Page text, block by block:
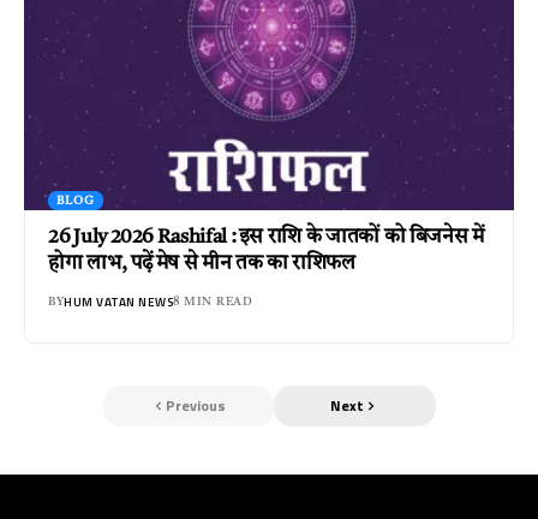
BLOG
26 July 2026 Rashifal : इस राशि के जातकों को बिजनेस में
होगा लाभ, पढ़ें मेष से मीन तक का राशिफल
BYHUM VATAN NEWS8 MIN READ
Previous Next